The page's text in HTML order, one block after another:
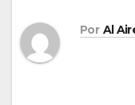
Por Al